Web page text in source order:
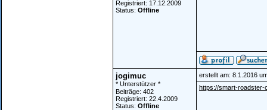
Registriert: 17.12.2009
Status: Offline
jogimuc
* Unterstützer *
Beiträge: 402
Registriert: 22.4.2009
Status: Offline
erstellt am: 8.1.2016
https://smart-roadster-